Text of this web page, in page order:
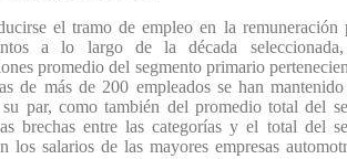
el tramo de empleo en la remuneración
a lo largo de la década
promedio del segmento primario
de más de 200 empleados se han
par, como también del promedio total del
brechas entre las categorías y el total del
los salarios de las mayores empresas